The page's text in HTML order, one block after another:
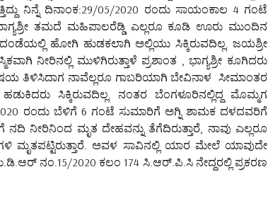
ನಿನ್ನೆ ದಿನಾಂಕ:29/05/2020 ರಂದು ಸಾಯಂಕಾಲ 4 ಗಂಟೆ
ತಮದೆ ಮಹಿಪಾಲರೆಡ್ಡಿ ಎಲ್ಲರೂ ಕೂಡಿ ಊರು ಮುಂದಿನ
ಹೋಗಿ ಹುಡಕಲಾಗಿ ಅಲ್ಲಿಯು ಸಿಕ್ಕಿರುವದಿಲ್ಲ. ಜಯಶ್ರೀ
ನೀರಿನಲ್ಲಿ ಮುಳಿಗಿರುತ್ತಾಳೆ ಪ್ರಶಾಂತ , ಭಾಗ್ಯಶ್ರೀ ಕೂಗಿದರು
ತಿಳಿಸಿದಾಗ ನಾವೆಲ್ಲರೂ ಗಾಬರಿಯಾಗಿ ಬೇವಿನಾಳ ಸೀಮಾಂತರ
ಸಿಕ್ಕಿರುವದಿಲ್ಲ. ನಂತರ ಬೆಂಗಳೂರಿನಲ್ಲಿದ್ದ ಮೊಮ್ಮಗ
ರಂದು ಬೆಳಿಗೆ 6 ಗಂಟೆ ಸುಮಾರಿಗೆ ಅಗ್ನಿ ಶಾಮಕ ದಳದವರಿಗೆ
ಮೃತ ದೇಹವನ್ನು ತೆಗೆದಿರುತ್ತಾರೆ, ನಾವು ಎಲ್ಲರೂ
ಮೃತಪಟ್ಟಿರುತ್ತಾರೆ. ಅವಳ ಸಾವಿನಲ್ಲಿ ಯಾರ ಮೇಲೆ ಯಾವುದೇ
ನಂ.15/2020 ಕಲಂ 174 ಸಿ.ಆರ್.ಪಿ.ಸಿ ನೇದ್ದರಲ್ಲಿ ಪ್ರಕರಣ